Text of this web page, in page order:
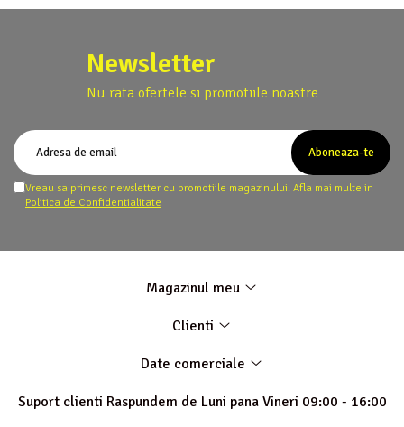
Newsletter
Nu rata ofertele si promotiile noastre
Vreau sa primesc newsletter cu promotiile magazinului. Afla mai multe in
Politica de Confidentialitate
Magazinul meu
Clienti
Date comerciale
Suport clienti Raspundem de Luni pana Vineri 09:00 - 16:00